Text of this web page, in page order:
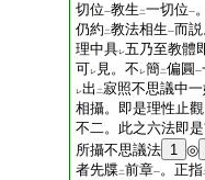
切位一教生 二一切位一
仍約 二教法相生一而
理中具レ五乃至教體
可レ 見。不 レ簡二偏圓 一
レ出 二寂照不思議中
相攝。即是理性止
不二。此之六法即
所攝不思議法 1 ◎
者先牒二前章一。正指